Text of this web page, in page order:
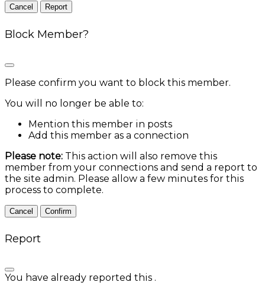
Report
Block Member?
Please confirm you want to block this member.
You will no longer be able to:
Mention this member in posts
Add this member as a connection
Please note: This action will also remove this
member from your connections and send a report to
the site admin. Please allow a few minutes for this
process to complete.
Confirm
Report
You have already reported this .